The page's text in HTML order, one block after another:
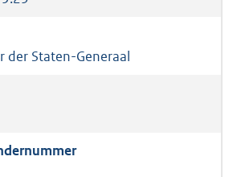
der Staten-Generaal